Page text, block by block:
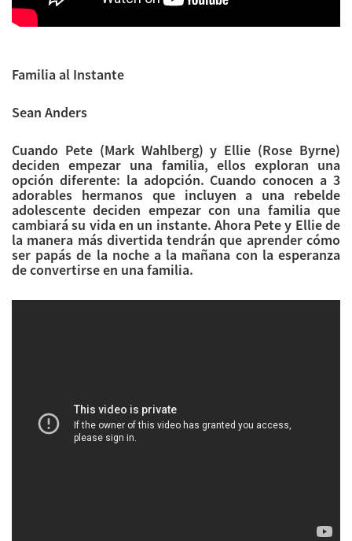
Familia al Instante
Sean Anders
Cuando Pete (Mark Wahlberg) y Ellie (Rose Byrne)
deciden empezar una familia, ellos exploran una
opción diferente: la adopción. Cuando conocen a 3
adorables hermanos que incluyen a una rebelde
adolescente deciden empezar con una familia que
cambiará su vida en un instante. Ahora Pete y Ellie de
la manera más divertida tendrán que aprender cómo
ser papás de la noche a la mañana con la esperanza
de convertirse en una familia.